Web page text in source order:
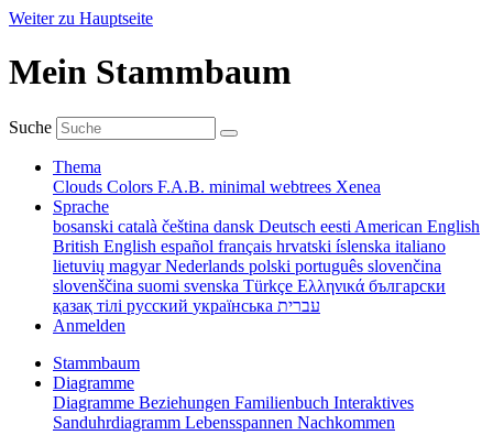
Weiter zu Hauptseite
Mein Stammbaum
Suche
Thema
Clouds Colors F.A.B. minimal webtrees Xenea
Sprache
bosanski català čeština dansk Deutsch eesti American English
British English español français hrvatski íslenska italiano
lietuvių magyarNederlands polski português slovenčina
slovenščina suomi svenska Türkçe Ελληνικά български
қазақ тілі русский українська עברית
Anmelden
Stammbaum
Diagramme
Diagramme Beziehungen Familienbuch Interaktives
Sanduhrdiagramm Lebensspannen Nachkommen